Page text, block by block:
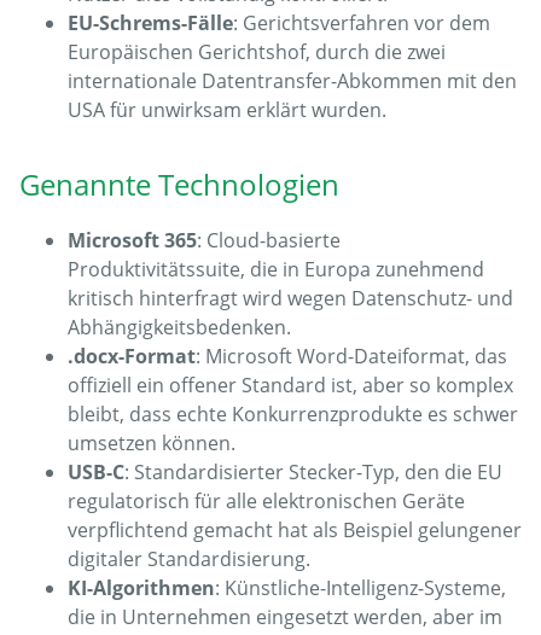
EU-Schrems-Fälle: Gerichtsverfahren vor dem
Europäischen Gerichtshof, durch die zwei
internationale Datentransfer-Abkommen mit den
USA für unwirksam erklärt wurden.
Genannte Technologien
Microsoft 365: Cloud-basierte
Produktivitätssuite, die in Europa zunehmend
kritisch hinterfragt wird wegen Datenschutz- und
Abhängigkeitsbedenken.
.docx-Format: Microsoft Word-Dateiformat, das
offiziell ein offener Standard ist, aber so komplex
bleibt, dass echte Konkurrenzprodukte es schwer
umsetzen können.
USB-C: Standardisierter Stecker-Typ, den die EU
regulatorisch für alle elektronischen Geräte
verpflichtend gemacht hat als Beispiel gelungener
digitaler Standardisierung.
KI-Algorithmen: Künstliche-Intelligenz-Systeme,
die in Unternehmen eingesetzt werden, aber im